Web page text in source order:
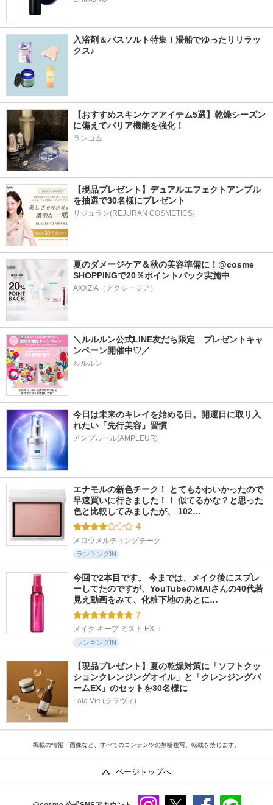
入浴剤＆バスソルト特集！湯船でゆったりリラッ
クス♪
【おすすめスキンケアアイテム5選】乾燥シーズン
に備えてバリア機能を強化！
ランコム
【現品プレゼント】デュアルエフェクトアンプル
を抽選で30名様にプレゼント
リジュラン(REJURAN COSMETICS)
夏のダメージケア＆秋の美容準備に！@cosme
SHOPPINGで20％ポイントバック実施中
＼ルルルン公式LINE友だち限定　プレゼントキャ
ンペーン開催中♡／
ルルルン
今日は未来のキレイを始める日。開運日に取り入
れたい「先行美容」習慣
アンプルール(AMPLEUR)
エナモルの新色チーク！ とてもかわいかったので
早速買いに行きました！！ 似てるかな？と思った
色と比較してみましたが、 102…
4
メロウメルティングチーク
ランキングIN
今回で2本目です。 今までは、メイク後にスプレ
ーしてたのですが、YouTubeのMAIさんの40代若
見え動画をみて、化粧下地のあとに…
7
メイク キープ ミスト EX ＋
ランキングIN
【現品プレゼント】夏の乾燥対策に「ソフトクッ
ションクレンジングオイル」と「クレンジングバ
ームEX」のセットを30名様に
Lala Vie (ララヴィ)
掲載の情報・画像など、すべてのコンテンツの無断複写、転載を禁じます。
ページトップへ